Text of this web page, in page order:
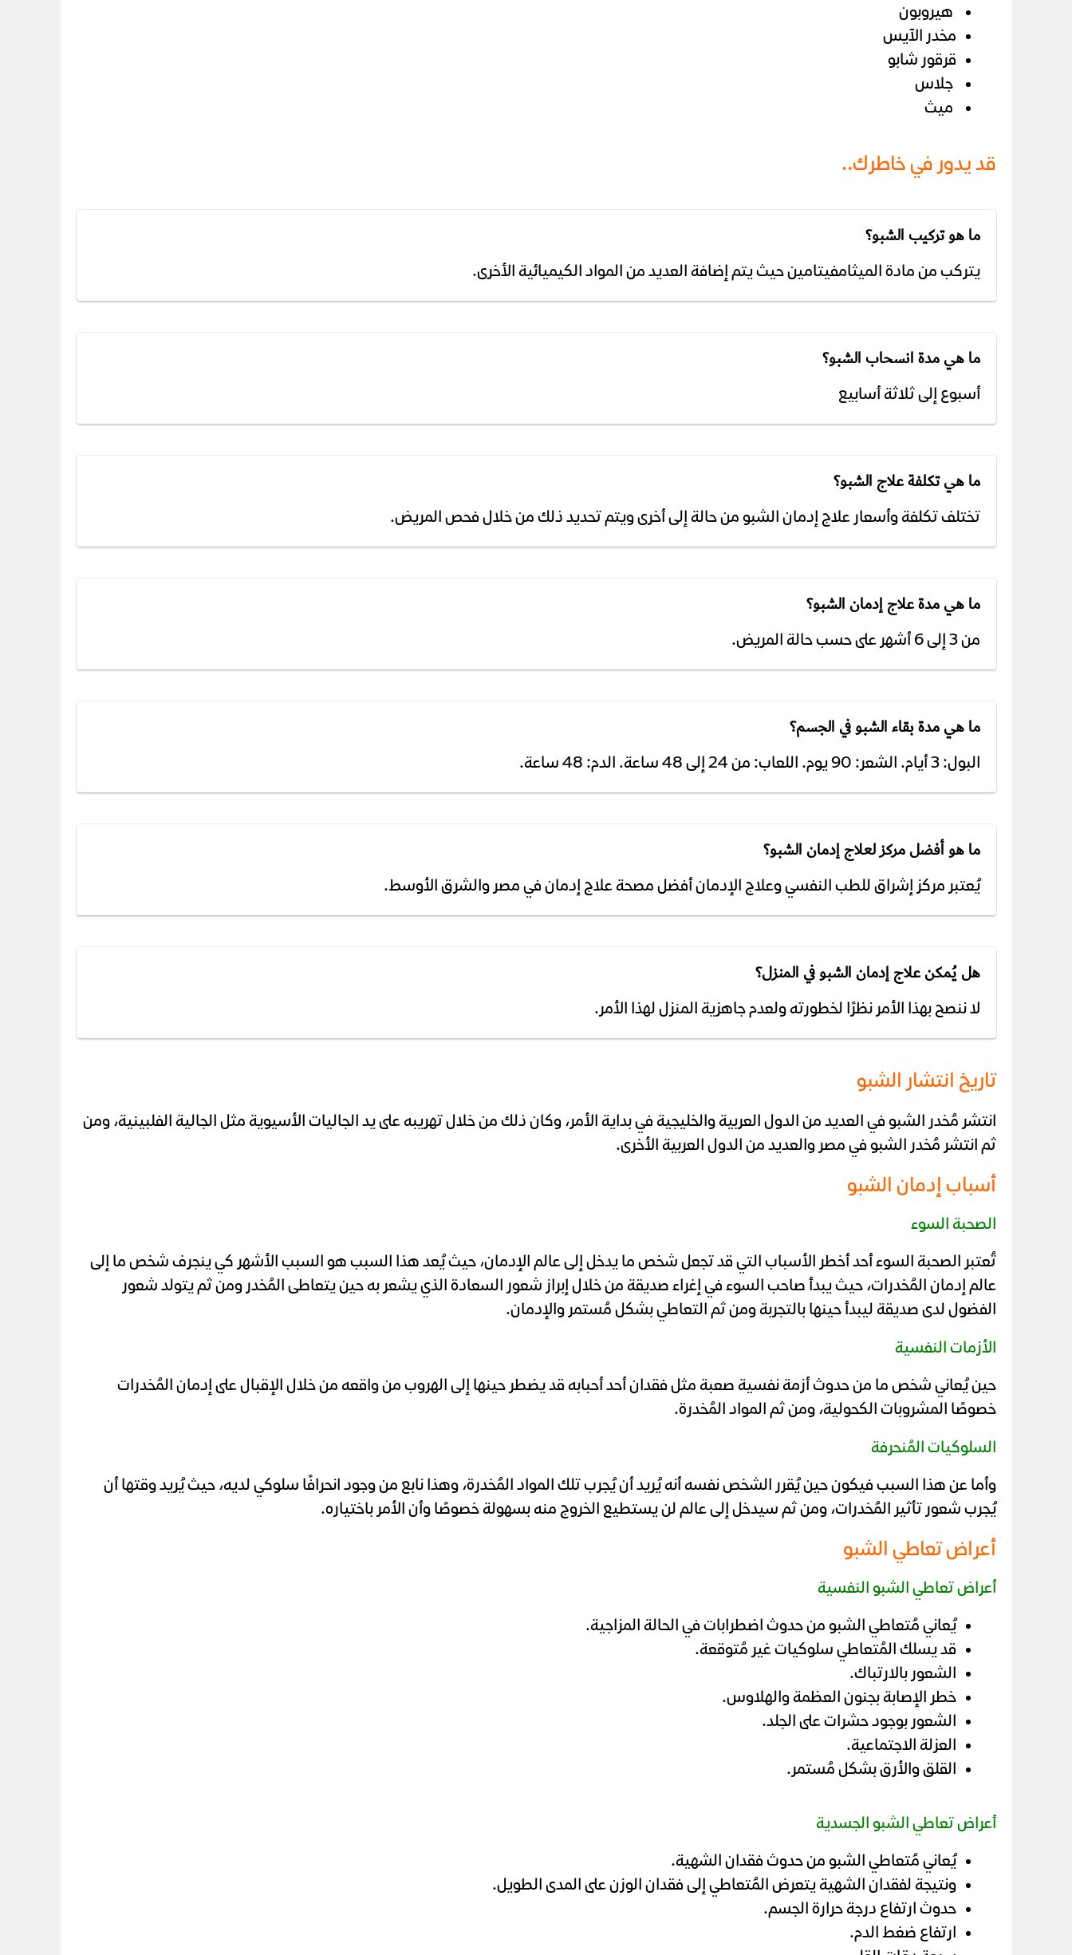
هيروبون
مخدر الآيس
قرقور شابو
جلاس
ميث
قد يدور في خاطرك..
ما هو تركيب الشبو؟
يتركب من مادة الميثامفيتامين حيث يتم إضافة العديد من المواد الكيميائية الأخرى.
ما هي مدة انسحاب الشبو؟
أسبوع إلى ثلاثة أسابيع
ما هي تكلفة علاج الشبو؟
تختلف تكلفة وأسعار علاج إدمان الشبو من حالة إلى أخرى ويتم تحديد ذلك من خلال فحص المريض.
ما هي مدة علاج إدمان الشبو؟
من 3 إلى 6 أشهر على حسب حالة المريض.
ما هي مدة بقاء الشبو في الجسم؟
البول: 3 أيام. الشعر: 90 يوم. اللعاب: من 24 إلى 48 ساعة. الدم: 48 ساعة.
ما هو أفضل مركز لعلاج إدمان الشبو؟
يُعتبر مركز إشراق للطب النفسي وعلاج الإدمان أفضل مصحة علاج إدمان في مصر والشرق الأوسط.
هل يُمكن علاج إدمان الشبو في المنزل؟
لا ننصح بهذا الأمر نظرًا لخطورته ولعدم جاهزية المنزل لهذا الأمر.
تاريخ انتشار الشبو
انتشر مُخدر الشبو في العديد من الدول العربية والخليجية في بداية الأمر، وكان ذلك من خلال تهريبه على يد الجاليات الأسيوية مثل الجالية الفلبينية، ومن
ثم انتشر مُخدر الشبو في مصر والعديد من الدول العربية الأخرى.
أسباب إدمان الشبو
الصحبة السوء
تُعتبر الصحبة السوء أحد أخطر الأسباب التي قد تجعل شخص ما يدخل إلى عالم الإدمان، حيث يُعد هذا السبب هو السبب الأشهر كي ينجرف شخص ما إلى
عالم إدمان المُخدرات، حيث يبدأ صاحب السوء في إغراء صديقة من خلال إبراز شعور السعادة الذي يشعر به حين يتعاطى المُخدر ومن ثم يتولد شعور
الفضول لدى صديقة ليبدأ حينها بالتجربة ومن ثم التعاطي بشكل مُستمر والإدمان.
الأزمات النفسية
حين يُعاني شخص ما من حدوث أزمة نفسية صعبة مثل فقدان أحد أحبابه قد يضطر حينها إلى الهروب من واقعه من خلال الإقبال على إدمان المُخدرات
خصوصًا المشروبات الكحولية، ومن ثم المواد المُخدرة.
السلوكيات المُنحرفة
وأما عن هذا السبب فيكون حين يُقرر الشخص نفسه أنه يُريد أن يُجرب تلك المواد المُخدرة، وهذا نابع من وجود انحرافًا سلوكي لديه، حيث يُريد وقتها أن
يُجرب شعور تأثير المُخدرات، ومن ثم سيدخل إلى عالم لن يستطيع الخروج منه بسهولة خصوصًا وأن الأمر باختياره.
أعراض تعاطي الشبو
أعراض تعاطي الشبو النفسية
يُعاني مُتعاطي الشبو من حدوث اضطرابات في الحالة المزاجية.
قد يسلك المُتعاطي سلوكيات غير مُتوقعة.
الشعور بالارتباك.
خطر الإصابة بجنون العظمة والهلاوس.
الشعور بوجود حشرات على الجلد.
العزلة الاجتماعية.
القلق والأرق بشكل مُستمر.
أعراض تعاطي الشبو الجسدية
يُعاني مُتعاطي الشبو من حدوث فقدان الشهية.
ونتيجة لفقدان الشهية يتعرض المُتعاطي إلى فقدان الوزن على المدى الطويل.
حدوث ارتفاع درجة حرارة الجسم.
ارتفاع ضغط الدم.